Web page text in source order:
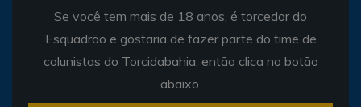
Se você tem mais de 18 anos, é torcedor do
Esquadrão e gostaria de fazer parte do time de
colunistas do Torcidabahia, então clica no botão
abaixo.